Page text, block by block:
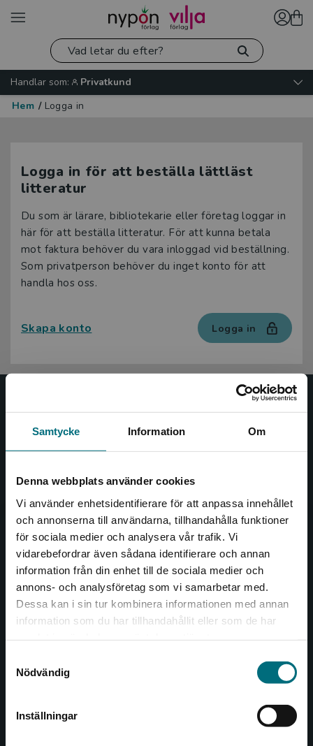
Samtycke Information Om
Denna webbplats använder cookies
Vi använder enhetsidentifierare för att anpassa innehållet
och annonserna till användarna, tillhandahålla funktioner
för sociala medier och analysera vår trafik. Vi
vidarebefordrar även sådana identifierare och annan
information från din enhet till de sociala medier och
annons- och analysföretag som vi samarbetar med.
Dessa kan i sin tur kombinera informationen med annan
information som du har tillhandahållit eller som de har
Nödvändig
Inställningar
Begränsad fraktregion
Det verkar som att du besöker
Sverige. För att kunna slutföra ett köp måste
Handlar som:
Privatkund
Hem / Logga in
Logga in för att beställa lättläst
litteratur
Du som är lärare, bibliotekarie eller företag loggar in
här för att beställa litteratur. För att kunna betala
mot faktura behöver du vara inloggad vid beställning.
Som privatperson behöver du inget konto för att
handla hos oss.
Skapa konto Logga in
Nypon och Vilja
Nypon och Vilja förlag ger ut böcker som väcker läslust
såväl barn som vuxna.
Nypon och Vilja förlag är en del av Studentlitteratur.
Kontakta oss
Kontakta oss
046-31 20 00
Box 141
Besöksadress:
Åkergränden 1